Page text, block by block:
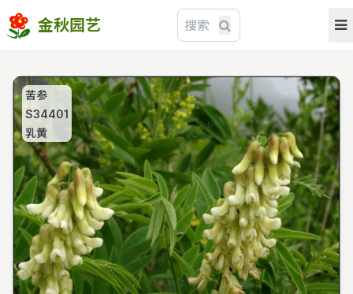
金秋园艺
苦参
S34401
乳黄